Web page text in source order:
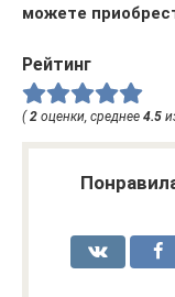
можете
Рейтинг
(2 оценки, среднее 4.5